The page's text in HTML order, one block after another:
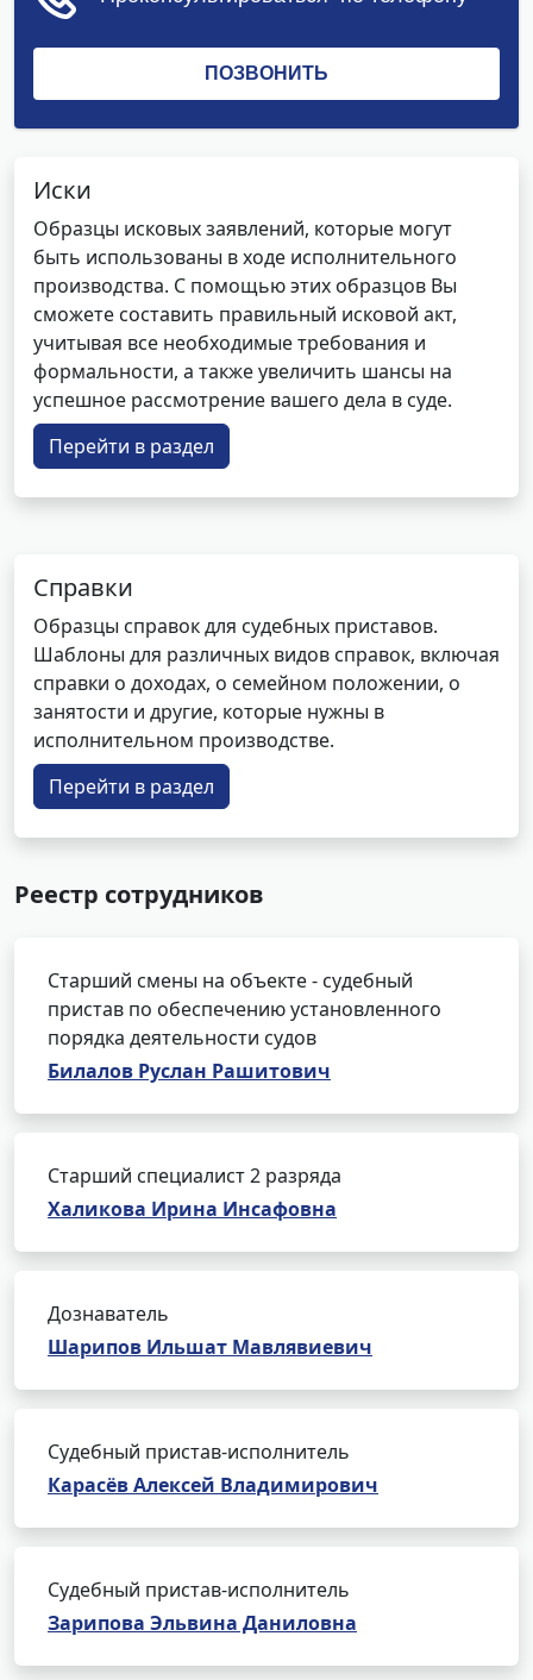
Иски
Образцы исковых заявлений, которые могут
быть использованы в ходе исполнительного
производства. С помощью этих образцов Вы
сможете составить правильный исковой акт,
учитывая все необходимые требования и
формальности, а также увеличить шансы на
успешное рассмотрение вашего дела в суде.
Перейти в раздел
Справки
Образцы справок для судебных приставов.
Шаблоны для различных видов справок, включая
справки о доходах, о семейном положении, о
занятости и другие, которые нужны в
исполнительном производстве.
Перейти в раздел
Реестр сотрудников
Старший смены на объекте - судебный
пристав по обеспечению установленного
порядка деятельности судов
Билалов Руслан Рашитович
Старший специалист 2 разряда
Халикова Ирина Инсафовна
Дознаватель
Шарипов Ильшат Мавлявиевич
Судебный пристав-исполнитель
Карасёв Алексей Владимирович
Судебный пристав-исполнитель
Зарипова Эльвина Даниловна